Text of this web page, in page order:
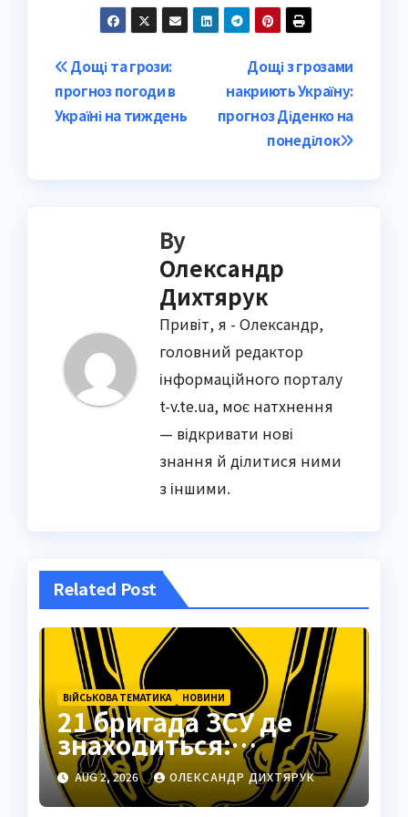
Post
navigation
Дощі з грозами
накриють Україну:
прогноз Діденко на
понеділок
Дощі та грози:
прогноз погоди в
Україні на тиждень
By
Олександр
Дихтярук
Привіт, я - Олександр,
головний редактор
інформаційного порталу
t-v.te.ua, моє натхнення
— відкривати нові
знання й ділитися ними
з іншими.
Related Post
ВІЙСЬКОВА ТЕМАТИКА НОВИНИ
21 бригада ЗСУ де
знаходиться:
Подільськ як
стратегічний центр
AUG 2, 2026 ОЛЕКСАНДР ДИХТЯРУК